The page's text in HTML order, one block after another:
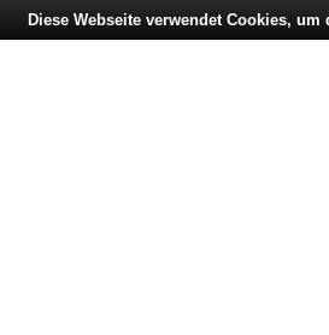
Diese Webseite verwendet Cookies,